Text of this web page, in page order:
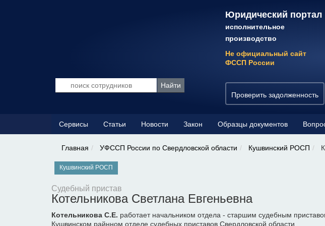
Юридический портал
исполнительное
производство
Не официальный сайт
ФССП России
Проверить задолженность
Сервисы Статьи Новости Закон Образцы документов
Главная УФССП России по Свердловской области Кушвинский РОСП
Кушвинский РОСП
Судебный пристав
Котельникова Светлана Евгеньевна
Котельникова С.Е. работает начальником отдела - старшим судебным
Кушвинском райнном отделе судебных приставов Свердловской области